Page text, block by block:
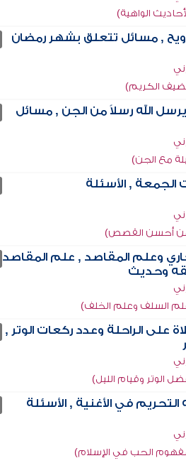
الواهية)
, مسائل تتعلق بشهر رمضان
الكريم)
الله رسلاً من الجن , مسائل
مع الجن)
الجمعة , الأسئلة
أحسن القصص)
وعلم المقاصد , علم المقاصد
وحديث
السلف وعلم الخلف)
على الراحلة وعدد ركعات الوتر ,
الوتر وقيام الليل)
التحريم في الأغنية , الأسئلة
الحب في الإسلام)